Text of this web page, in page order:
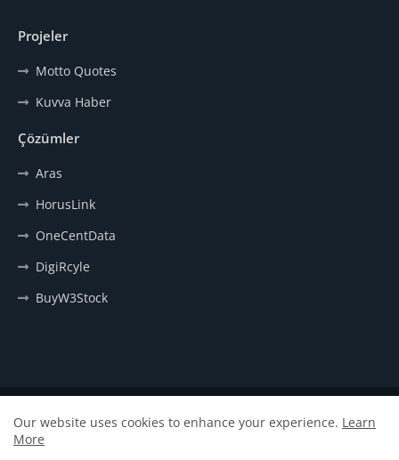
Projeler
Motto Quotes
Kuvva Haber
Çözümler
Aras
HorusLink
OneCentData
DigiRcyle
BuyW3Stock
Our website uses cookies to enhance your experience. Learn
More